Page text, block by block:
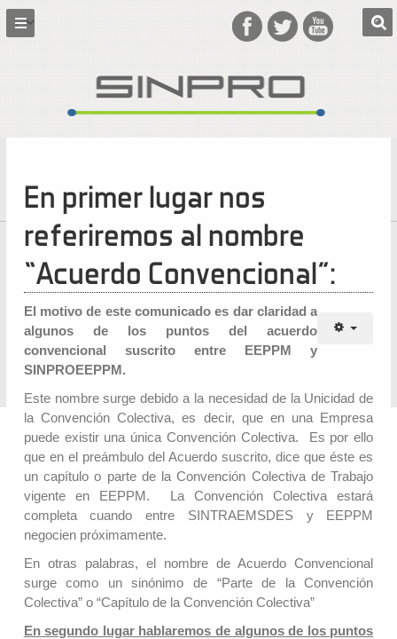
En primer lugar nos
referiremos al nombre
“Acuerdo Convencional”:
El motivo de este comunicado es dar claridad a
algunos de los puntos del acuerdo
convencional suscrito entre EEPPM y
SINPROEEPPM.
Este nombre surge debido a la necesidad de la Unicidad de
la Convención Colectiva, es decir, que en una Empresa
puede existir una única Convención Colectiva. Es por ello
que en el preámbulo del Acuerdo suscrito, dice que éste es
un capítulo o parte de la Convención Colectiva de Trabajo
vigente en EEPPM. La Convención Colectiva estará
completa cuando entre SINTRAEMSDES y EEPPM
negocien próximamente.
En otras palabras, el nombre de Acuerdo Convencional
surge como un sinónimo de “Parte de la Convención
Colectiva” o “Capítulo de la Convención Colectiva”
En segundo lugar hablaremos de algunos de los puntos